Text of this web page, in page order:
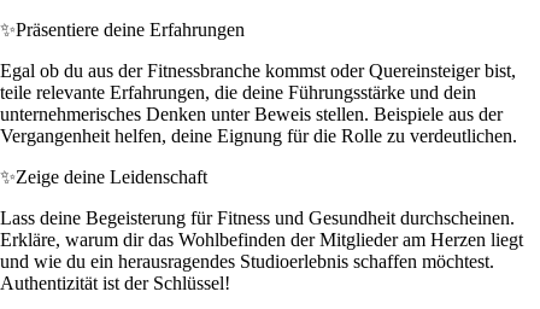
✨Präsentiere deine Erfahrungen
Egal ob du aus der Fitnessbranche kommst oder Quereinsteiger bist,
teile relevante Erfahrungen, die deine Führungsstärke und dein
unternehmerisches Denken unter Beweis stellen. Beispiele aus der
Vergangenheit helfen, deine Eignung für die Rolle zu verdeutlichen.
✨Zeige deine Leidenschaft
Lass deine Begeisterung für Fitness und Gesundheit durchscheinen.
Erkläre, warum dir das Wohlbefinden der Mitglieder am Herzen liegt
und wie du ein herausragendes Studioerlebnis schaffen möchtest.
Authentizität ist der Schlüssel!